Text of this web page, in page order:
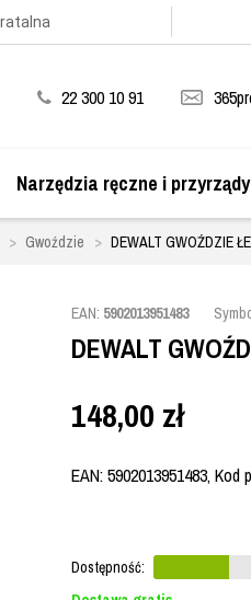
22 300 10 91
Narzędzia ręczne i przyrządy
Gwoździe DEWALT GWOŹDZIE
EAN: 5902013951483
DEWALT
148,00 zł
EAN: 5902013951483, Kod
Dostępność: